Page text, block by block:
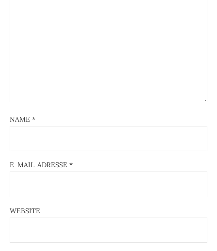
NAME *
E-MAIL-ADRESSE *
WEBSITE